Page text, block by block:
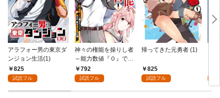
アラフォー男の東京ダ
ンジョン生活(1)
825
試読フル
神々の権能を操りし者
～能力数値『０』で蔑
まれている俺だが、実
は世界最強の一角～(1)
792
試読フル
帰ってきた元勇者 (1)
825
試読フル
(1)